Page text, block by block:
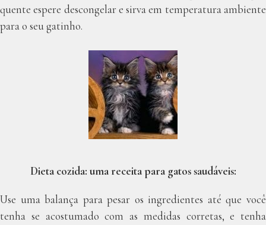
quente espere descongelar e sirva em temperatura ambiente
para o seu gatinho.
Dieta cozida: uma receita para gatos saudáveis:
Use uma balança para pesar os ingredientes até que você
tenha se acostumado com as medidas corretas, e tenha